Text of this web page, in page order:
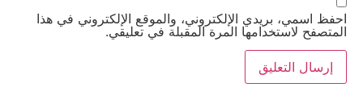
احفظ اسمي، بريدي الإلكتروني، والموقع الإلكتروني في هذا
المتصفح لاستخدامها المرة المقبلة في تعليقي.